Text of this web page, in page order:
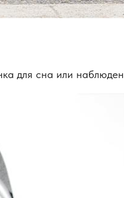
для сна или